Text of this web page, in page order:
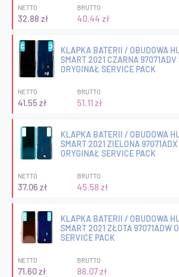
NETTO
32.88 zł
BRUTTO
40.44 zł
KLAPKA BATERII / OBUDOWA
SMART 2021 CZARNA 97071ADV
ORYGINAŁ SERVICE PACK
NETTO
41.55 zł
BRUTTO
51.11 zł
KLAPKA BATERII / OBUDOWA
SMART 2021 ZIELONA
ORYGINAŁ SERVICE PACK
NETTO
37.06 zł
BRUTTO
45.58 zł
KLAPKA BATERII / OBUDOWA
SMART 2021 ZŁOTA 97071ADW
SERVICE PACK
NETTO
71.60 zł
BRUTTO
88.07 zł